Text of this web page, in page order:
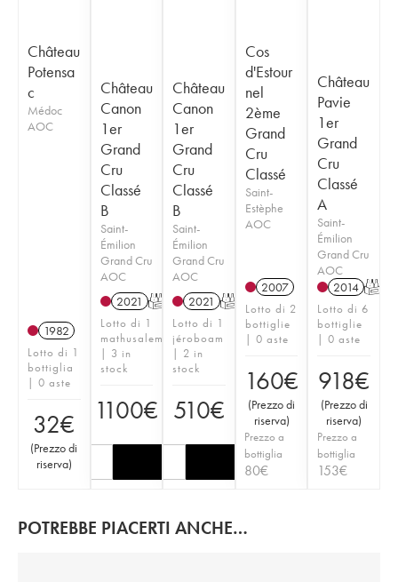
Château
Potensa
c
Médoc
AOC
1982
Lotto di 1
bottiglia
| 0 aste
32€
(Prezzo di
riserva)
Château
Canon
1er
Grand
Cru
Classé
B
Saint-
Émilion
Grand Cru
AOC
2021 T
Lotto di 1
mathusalem
| 3 in
stock
1100€
Château
Canon
1er
Grand
Cru
Classé
B
Saint-
Émilion
Grand Cru
AOC
2021 T
Lotto di 1
jéroboam
| 2 in
stock
510€
Cos
d'Estour
nel
2ème
Grand
Cru
Classé
Saint-
Estèphe
AOC
2007
Lotto di 2
bottiglie
| 0 aste
160€
(Prezzo di
riserva)
Prezzo a
bottiglia
80€
Château
Pavie
1er
Grand
Cru
Classé
A
Saint-
Émilion
Grand Cru
AOC
2014 T
Lotto di 6
bottiglie
| 0 aste
918€
(Prezzo di
riserva)
Prezzo a
bottiglia
153€
POTREBBE PIACERTI ANCHE…